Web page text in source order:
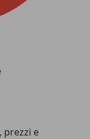
prezzi e